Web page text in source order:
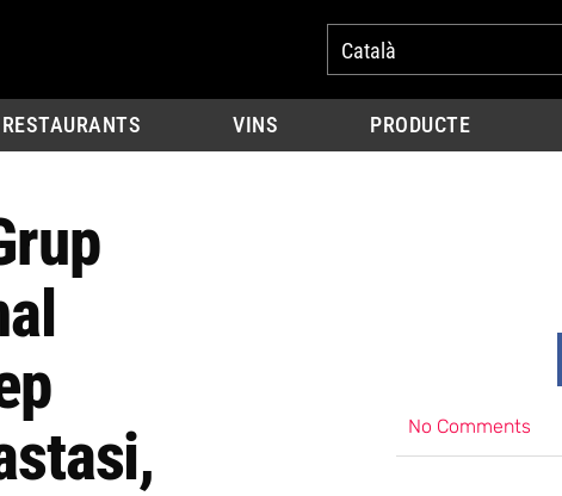
Català
RESTAURANTS VINS PRODUCTE
No Comments